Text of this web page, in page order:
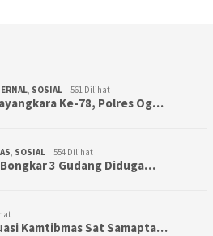
SOSIAL 561 Dilihat
Ke-78, Polres Og…
SOSIAL 554 Dilihat
3 Gudang Diduga…
Kamtibmas Sat Samapta…